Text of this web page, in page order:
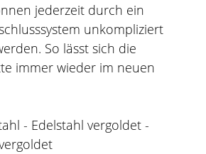
jederzeit durch ein
unkompliziert
So lässt sich die
immer wieder im neuen
- Edelstahl vergoldet -